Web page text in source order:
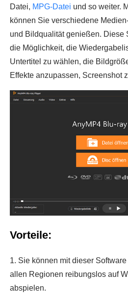
Datei, MPG-Datei und so weiter.
können Sie verschiedene
und Bildqualität genießen. Diese
die Möglichkeit, die
Untertitel zu wählen, die
Effekte anzupassen, Screenshot
Vorteile:
1. Sie können mit dieser Software
allen Regionen reibungslos auf
abspielen.